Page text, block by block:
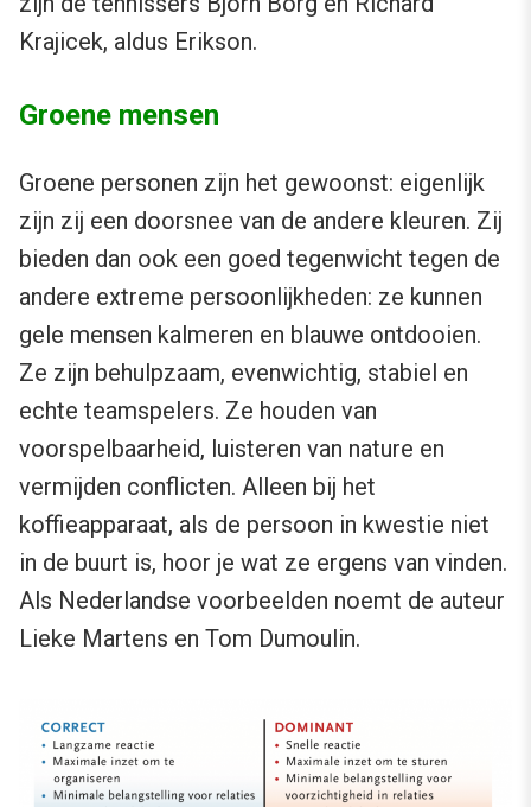
Krajicek, aldus Erikson.
Groene mensen
Groene personen zijn het gewoonst: eigenlijk
zijn zij een doorsnee van de andere kleuren. Zij
bieden dan ook een goed tegenwicht tegen de
andere extreme persoonlijkheden: ze kunnen
gele mensen kalmeren en blauwe ontdooien.
Ze zijn behulpzaam, evenwichtig, stabiel en
echte teamspelers. Ze houden van
voorspelbaarheid, luisteren van nature en
vermijden conflicten. Alleen bij het
koffieapparaat, als de persoon in kwestie niet
in de buurt is, hoor je wat ze ergens van vinden.
Als Nederlandse voorbeelden noemt de auteur
Lieke Martens en Tom Dumoulin.